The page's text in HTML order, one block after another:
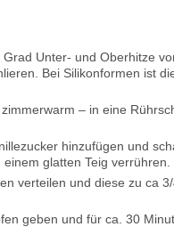
Unter- und Oberhitze
Bei Silikonformen ist
– in eine
hinzufügen und
glatten Teig verrühren.
verteilen und diese zu ca
geben und für ca. 30